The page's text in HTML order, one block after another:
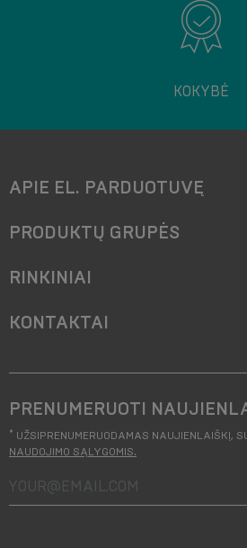
KOKYBĖ
APIE EL. PARDUOTUVĘ
PRODUKTŲ GRUPĖS
RINKINIAI
KONTAKTAI
PRENUMERUOTI
* UŽSIPRENUMERUODAMAS NAUJIENLAIŠKĮ,
NAUDOJIMO SĄLYGOMIS.
your@email.com